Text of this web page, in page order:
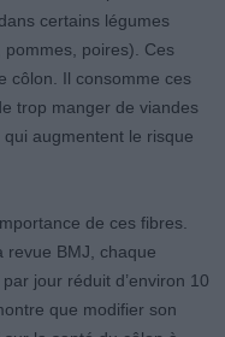
certains légumes
poires). Ces
côlon. Il consomme ces
trop manger de viandes
augmentent le risque
de ces fibres.
revue BMJ, chaque
jour réduit d’environ 10
que modifier son